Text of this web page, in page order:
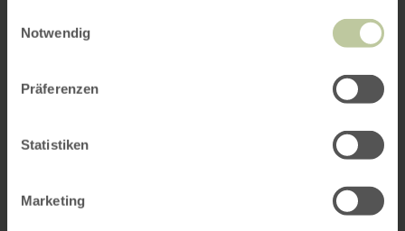
Notwendig
Präferenzen
Statistiken
Marketing